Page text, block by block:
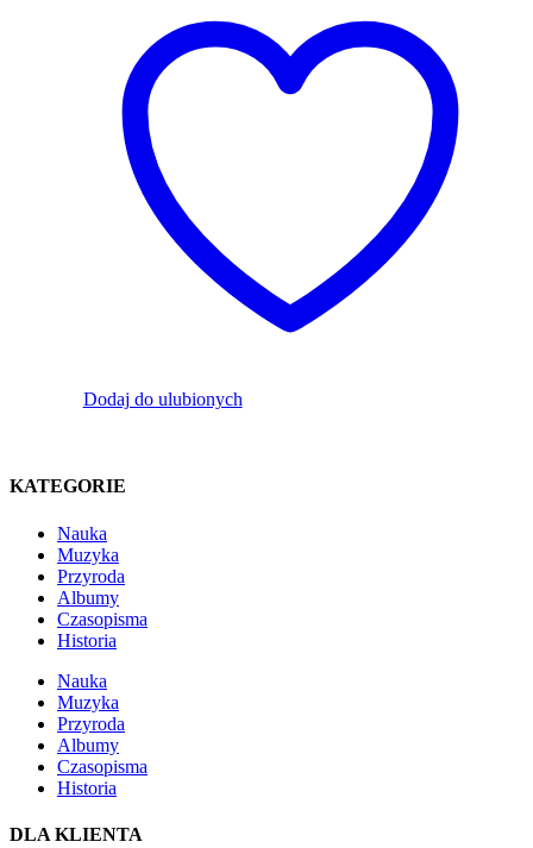
Dodaj do ulubionych
KATEGORIE
Nauka
Muzyka
Przyroda
Albumy
Czasopisma
Historia
Nauka
Muzyka
Przyroda
Albumy
Czasopisma
Historia
DLA KLIENTA